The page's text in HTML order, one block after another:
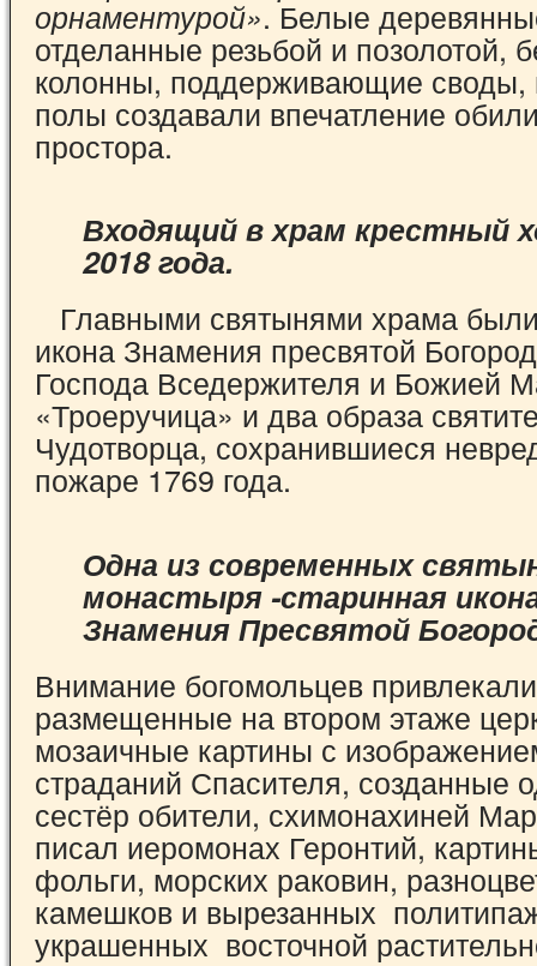
орнаментурой». Белые
отделанные резьбой и позолотой,
колонны, поддерживающие своды,
полы создавали впечатление
простора.
Входящий в храм крестный
2018 года.
Главными святынями храма
икона Знамения пресвятой
Господа Вседержителя и Божией
«Троеручица» и два образа
Чудотворца, сохранившиеся
пожаре 1769 года.
Одна из современных
монастыря -старинная
Знамения Пресвятой
Внимание богомольцев
размещенные на втором этаже
мозаичные картины с
страданий Спасителя, созданные
сестёр обители, схимонахиней
писал иеромонах Геронтий,
фольги, морских раковин,
камешков и вырезанных
украшенных восточной